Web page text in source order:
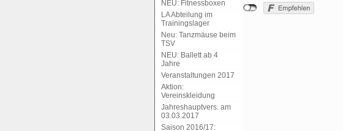
NEU: Fitnessboxen
LA Abteilung im
Trainingslager
Neu: Tanzmäuse beim
TSV
NEU: Ballett ab 4
Jahre
Veranstaltungen 2017
Aktion:
Vereinskleidung
Jahreshauptvers. am
03.03.2017
Saison 2016/17: